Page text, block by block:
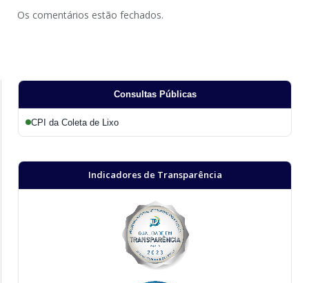
Os comentários estão fechados.
Consultas Públicas
CPI da Coleta de Lixo
Indicadores de Transparência